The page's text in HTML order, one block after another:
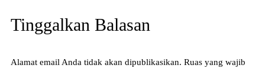
Tinggalkan Balasan
Alamat email Anda tidak akan dipublikasikan. Ruas yang wajib